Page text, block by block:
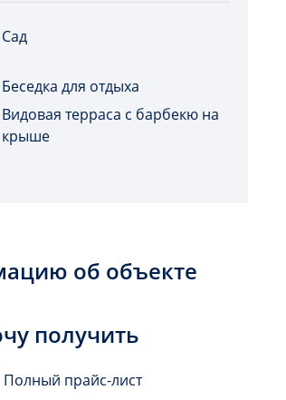
Сад
Беседка для отдыха
Видовая терраса с барбекю на
крыше
об объекте
получить
Полный прайс-лист